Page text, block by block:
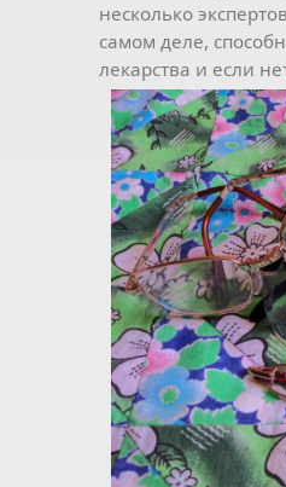
несколько
самом деле,
лекарства и если